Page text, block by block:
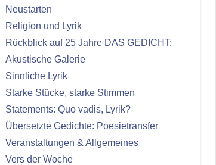
Neustarten
Religion und Lyrik
Rückblick auf 25 Jahre DAS GEDICHT:
Akustische Galerie
Sinnliche Lyrik
Starke Stücke, starke Stimmen
Statements: Quo vadis, Lyrik?
Übersetzte Gedichte: Poesietransfer
Veranstaltungen & Allgemeines
Vers der Woche